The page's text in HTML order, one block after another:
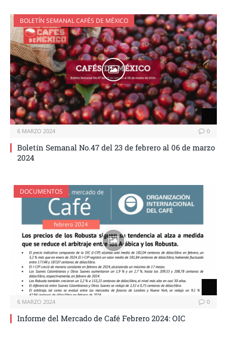
BOLETÍN SEMANAL CAFÉS DE MÉXICO
6 MARZO 2024 0
Boletín Semanal No.47 del 23 de febrero al 06 de marzo
2024
DOCUMENTOS
6 MARZO 2024 0
Informe del Mercado de Café Febrero 2024: OIC